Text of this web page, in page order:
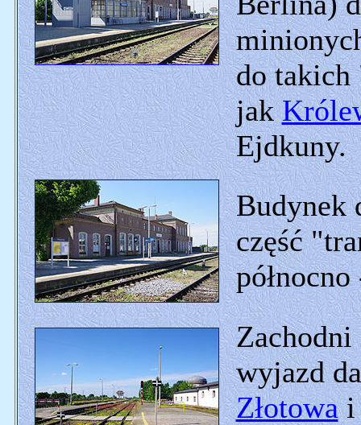
do takich
jak
Ejdkuny.
Budynek
część
Zachodni
wyjazd
Złotowai